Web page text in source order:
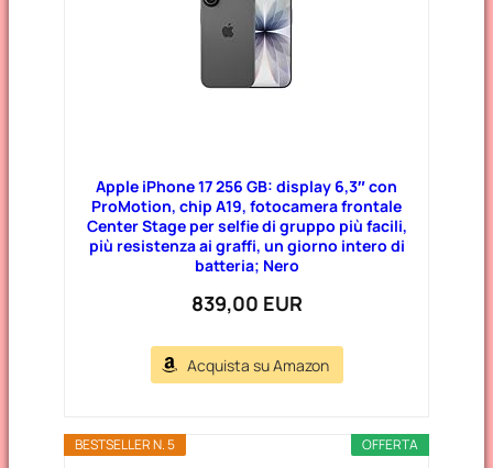
Apple iPhone 17 256 GB: display 6,3″ con
ProMotion, chip A19, fotocamera frontale
Center Stage per selfie di gruppo più facili,
più resistenza ai graffi, un giorno intero di
batteria; Nero
839,00 EUR
Acquista su Amazon
OFFERTA
BESTSELLER N. 5